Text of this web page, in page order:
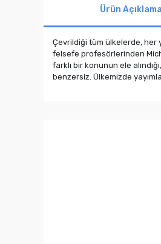
Ürün
Çevrildiği tüm ülkelerde, her
felsefe profesörlerinden
farklı bir konunun ele
benzersiz. Ülkemizde